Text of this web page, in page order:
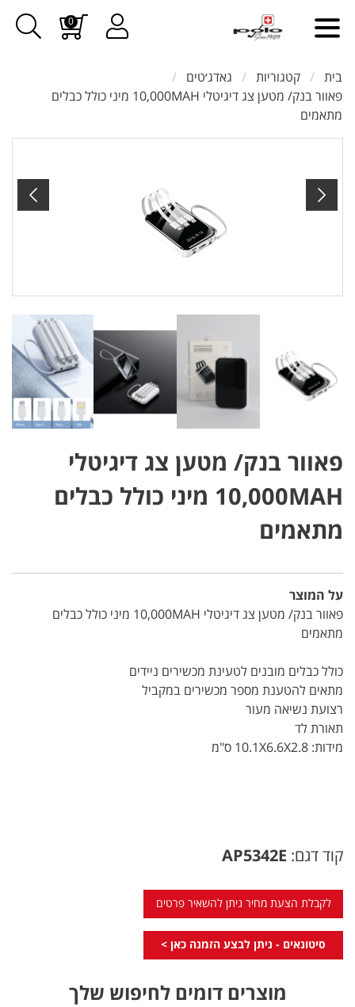
0
בית קטגוריות
גאדג׳טים
פאוור בנק/ מטען צג דיגיטלי 10,000MAH מיני כולל כבלים
מתאמים
פאוור בנק/ מטען צג דיגיטלי
10,000MAH מיני כולל כבלים
מתאמים
על המוצר
פאוור בנק/ מטען צג דיגיטלי 10,000MAH מיני כולל כבלים
מתאמים
כולל כבלים מובנים לטעינת מכשירים ניידים
מתאים להטענת מספר מכשירים במקביל
רצועת נשיאה מעור
תאורת לד
מידות: 10.1X6.6X2.8 ס"מ
קוד דגם: AP5342E
לקבלת הצעת מחיר ניתן להשאיר פרטים
סיטונאים - ניתן לבצע הזמנה כאן >
מוצרים דומים לחיפוש שלך